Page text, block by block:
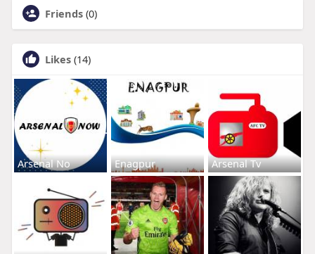
Friends (0)
Likes (14)
Arsenal No Enagpur Arsenal Tv